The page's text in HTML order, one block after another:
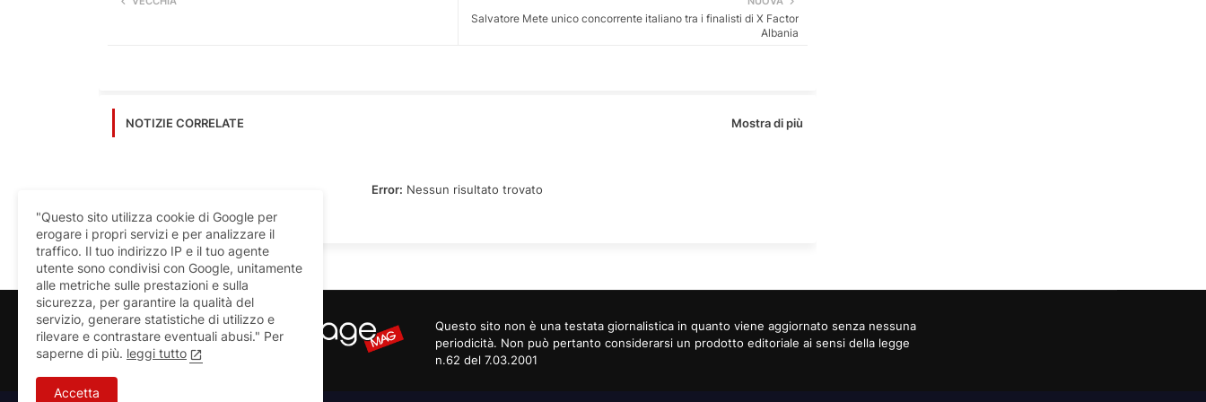
Salvatore Mete unico concorrente italiano tra i finalisti di X Factor
Albania
NOTIZIE CORRELATE Mostra di più
Error: Nessun risultato trovato
Questo sito non è una testata giornalistica in quanto viene aggiornato senza nessuna
periodicità. Non può pertanto considerarsi un prodotto editoriale ai sensi della legge
n.62 del 7.03.2001
"Questo sito utilizza cookie di Google per
erogare i propri servizi e per analizzare il
traffico. Il tuo indirizzo IP e il tuo agente
utente sono condivisi con Google, unitamente
alle metriche sulle prestazioni e sulla
sicurezza, per garantire la qualità del
servizio, generare statistiche di utilizzo e
rilevare e contrastare eventuali abusi." Per
saperne di più. leggi tutto
Accetta